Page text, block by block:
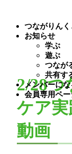
つながりんく
お知らせ
学ぶ
遊ぶ
つなが
共有す
メンバーにな
会員専用ペー
2/28
ケア
動画